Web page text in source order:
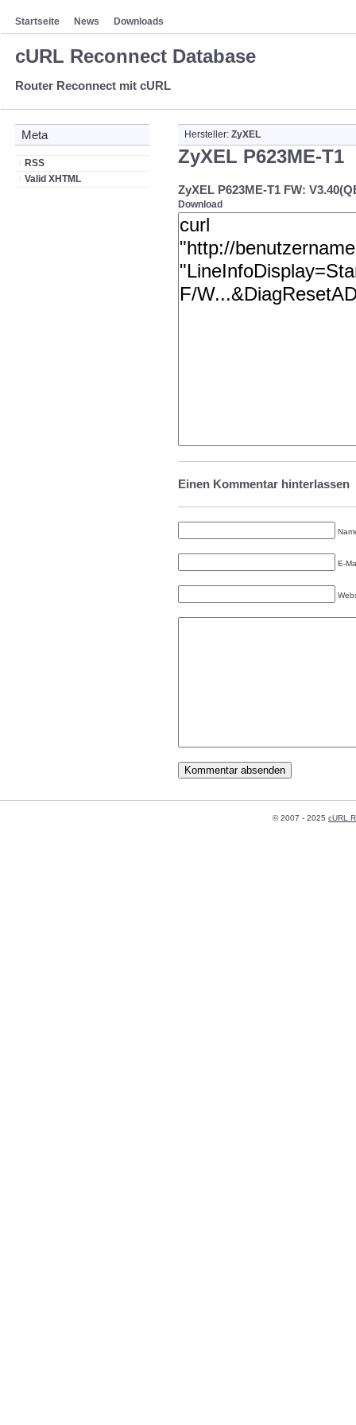
Startseite News Downloads
cURL Reconnect Database
Router Reconnect mit cURL
Meta
RSS
Valid XHTML
Hersteller: ZyXEL
ZyXEL P623ME-T1
ZyXEL P623ME-T1 FW:
Download
Einen Kommentar hinterlassen
E-
© 2007 - 2025 cURL